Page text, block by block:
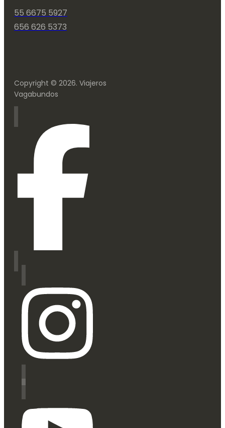
55 6675 5927
656 626 5373
Copyright © 2026. Viajeros
Vagabundos